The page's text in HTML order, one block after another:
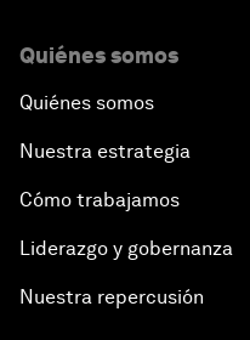
Quiénes somos
Quiénes somos
Nuestra estrategia
Cómo trabajamos
Liderazgo y gobernanza
Nuestra repercusión